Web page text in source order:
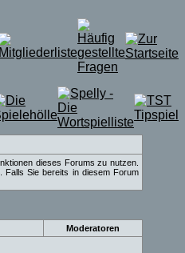
dieses Forums zu nutzen.
Sie bereits in diesem Forum
Moderatoren